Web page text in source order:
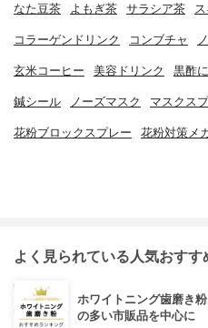
なた豆茶 よもぎ茶 サラシア茶
コラーゲンドリンク コンブチャ
玄米コーヒー 美容ドリンク 黒酢
鍼シール ノーズマスク マスクス
花粉ブロックスプレー 花粉対策メ
よく見られている人気おすす
ホワイトニング歯磨き
の多い市販品を中心に